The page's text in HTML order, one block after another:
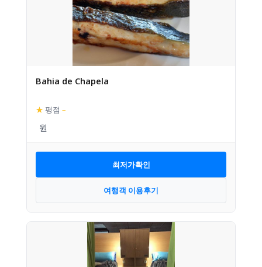
Bahia de Chapela
★ 평점 –
최저가확인
여행객 이용후기